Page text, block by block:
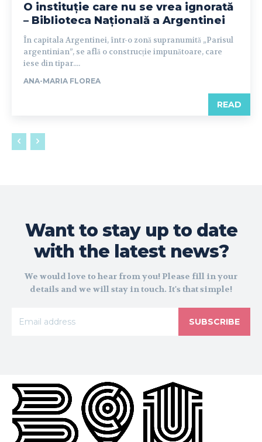
O instituție care nu se vrea ignorată
– Biblioteca Națională a Argentinei
În capitala Argentinei, într-o zonă supranumită „Parisul
argentinian”, se află o construcție impunătoare, care
iese din tipar....
ANA-MARIA FLOREA
READ
Want to stay up to date
with the latest news?
We would love to hear from you! Please fill in your
details and we will stay in touch. It's that simple!
SUBSCRIBE